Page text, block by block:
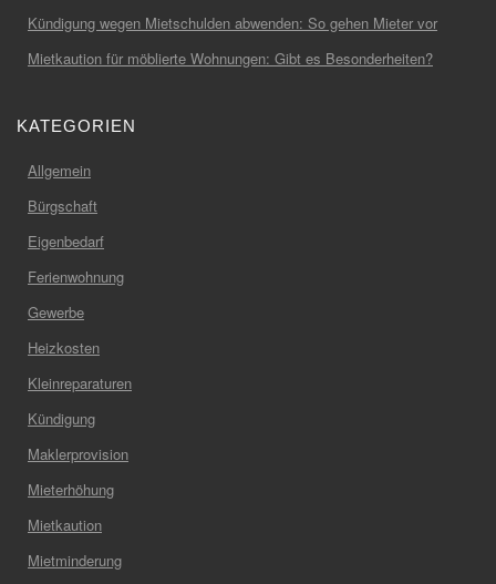
Kündigung wegen Mietschulden abwenden: So gehen Mieter vor
Mietkaution für möblierte Wohnungen: Gibt es Besonderheiten?
KATEGORIEN
Allgemein
Bürgschaft
Eigenbedarf
Ferienwohnung
Gewerbe
Heizkosten
Kleinreparaturen
Kündigung
Maklerprovision
Mieterhöhung
Mietkaution
Mietminderung